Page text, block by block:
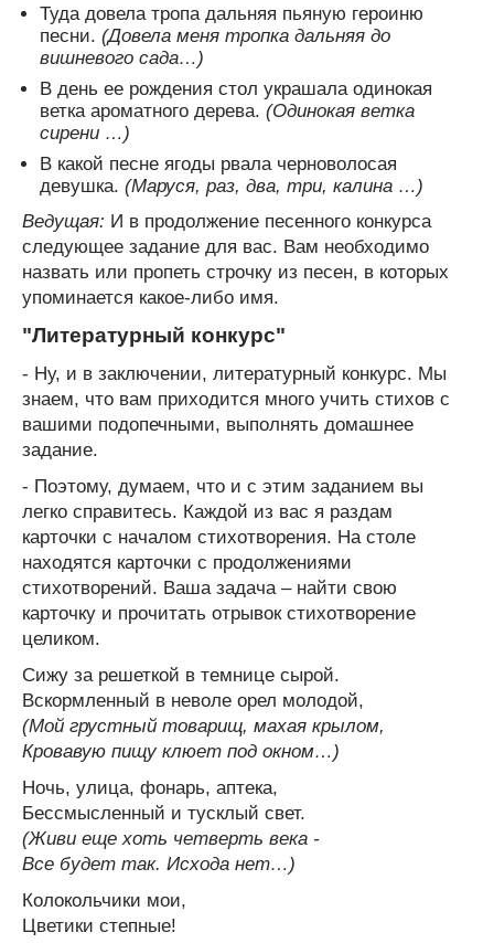
Туда довела тропа дальняя пьяную героиню
песни. (Довела меня тропка дальняя до
вишневого сада…)
В день ее рождения стол украшала одинокая
ветка ароматного дерева. (Одинокая ветка
сирени …)
В какой песне ягоды рвала черноволосая
девушка. (Маруся, раз, два, три, калина …)
Ведущая: И в продолжение песенного конкурса
следующее задание для вас. Вам необходимо
назвать или пропеть строчку из песен, в которых
упоминается какое-либо имя.
"Литературный конкурс"
- Ну, и в заключении, литературный конкурс. Мы
знаем, что вам приходится много учить стихов с
вашими подопечными, выполнять домашнее
задание.
- Поэтому, думаем, что и с этим заданием вы
легко справитесь. Каждой из вас я раздам
карточки с началом стихотворения. На столе
находятся карточки с продолжениями
стихотворений. Ваша задача – найти свою
карточку и прочитать отрывок стихотворение
целиком.
Сижу за решеткой в темнице сырой.
Вскормленный в неволе орел молодой,
(Мой грустный товарищ, махая крылом,
Кровавую пищу клюет под окном…)
Ночь, улица, фонарь, аптека,
Бессмысленный и тусклый свет.
(Живи еще хоть четверть века -
Все будет так. Исхода нет…)
Колокольчики мои,
Цветики степные!